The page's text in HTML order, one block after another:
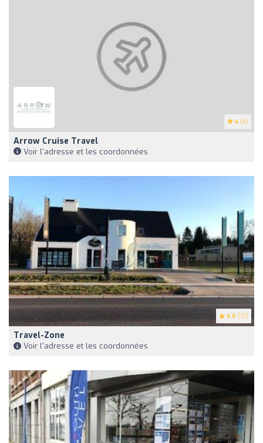
4 (4)
Arrow Cruise Travel
Voir l'adresse et les coordonnées
4.6 (12)
Travel-Zone
Voir l'adresse et les coordonnées